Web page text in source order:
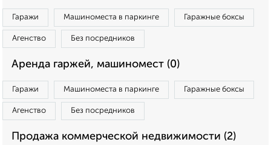
Гаражи Машиноместа в паркинге Гаражные боксы
Агенство Без посредников
Аренда гаржей, машиномест (0)
Гаражи Машиноместа в паркинге Гаражные боксы
Агенство Без посредников
Продажа коммерческой недвижимости (2)